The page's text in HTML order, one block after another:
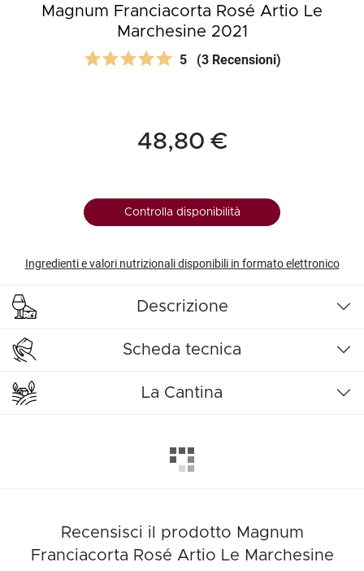
Magnum Franciacorta Rosé Artio Le
Marchesine 2021
5 (3 Recensioni)
48,80 €
Controlla disponibilità
Ingredienti e valori nutrizionali disponibili in formato elettronico
Descrizione
Scheda tecnica
La Cantina
Recensisci il prodotto Magnum
Franciacorta Rosé Artio Le Marchesine